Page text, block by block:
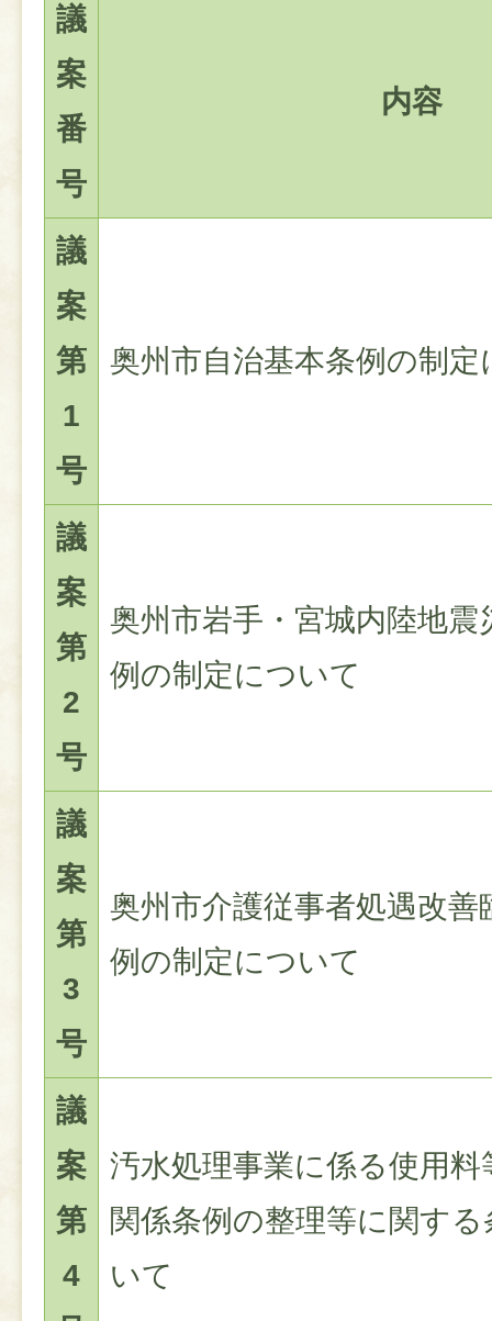
議
案
番
号
内容
議
案
第
1
号
奥州市自治基本条例の制定
議
案
第
2
号
奥州市岩手・宮城内陸地震
例の制定について
議
案
第
3
号
奥州市介護従事者処遇改善
例の制定について
議
案
第
4
汚水処理事業に係る使用
関係条例の整理等に関す
いて